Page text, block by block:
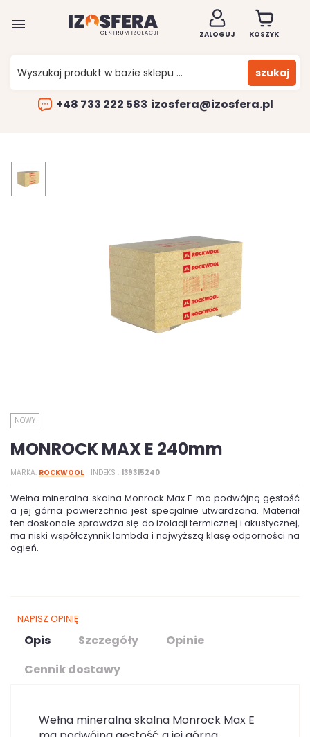

ZALOGUJ KOSZYK
szukaj
+48 733 222 583 izosfera@izosfera.pl
NOWY
MONROCK MAX E 240mm
MARKA ROCKWOOL INDEKS 139315240
Wełna mineralna skalna Monrock Max E ma podwójną gęstość
a jej górna powierzchnia jest specjalnie utwardzana. Materiał
ten doskonale sprawdza się do izolacji termicznej i akustycznej,
ma niski współczynnik lambda i najwyższą klasę odporności na
ogień.
NAPISZ OPINIĘ
Opis Szczegóły
Opinie
Cennik dostawy
Wełna mineralna skalna Monrock Max E